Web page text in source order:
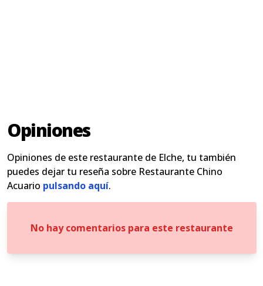
Opiniones
Opiniones de este restaurante de Elche, tu también
puedes dejar tu reseña sobre Restaurante Chino
Acuario pulsando aquí.
No hay comentarios para este restaurante